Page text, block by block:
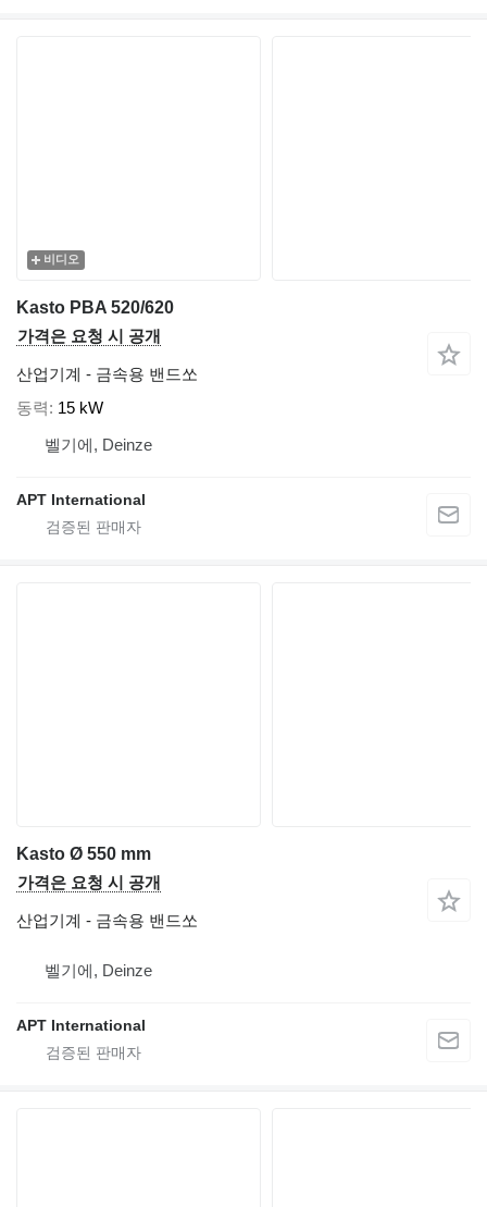
비디오
Kasto PBA 520/620
가격은 요청 시 공개
산업기계 - 금속용 밴드쏘
동력
15 kW
벨기에, Deinze
APT International
Kasto Ø 550 mm
가격은 요청 시 공개
산업기계 - 금속용 밴드쏘
벨기에, Deinze
APT International